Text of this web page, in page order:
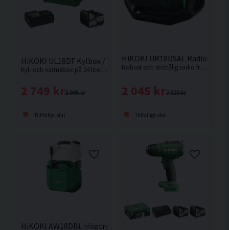
HiKOKI UL18DF Kylbox / Värmebox 18V 24L (1x5,0Ah)
Kyl- och värmebox på 24 liter. Med tre strömkällor: 18V HiKOKI batteri, AC-adapter (230V) eller DC-12V/24V-adapter (bil, båt etc).
2 995 kr
2 749 kr
Tillfälligt slut
HiKOKI UR18DSAL Radio 14,4V
Robust och stöttålig radio från Hikoki. Levereras utan batteri & laddare.
2 600 kr
2 045 kr
Tillfälligt slut
HiKOKI AW18DBL Högtryckstvätt 18V